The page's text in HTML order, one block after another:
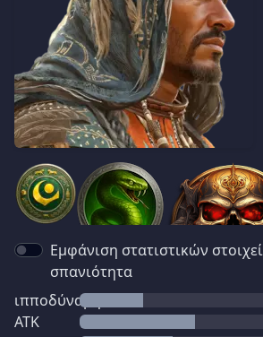
Εμφάνιση στατιστικών
σπανιότητα
ιπποδύναμη
ATK